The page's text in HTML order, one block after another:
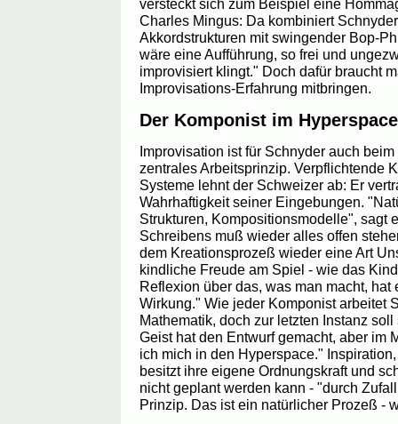
versteckt sich zum Beispiel eine
Charles Mingus: Da kombiniert
Akkordstrukturen mit swingender Bop-
wäre eine Aufführung, so frei und
improvisiert klingt." Doch dafür braucht
Improvisations-Erfahrung mitbringen.
Der Komponist im Hyperspace
Improvisation ist für Schnyder auch
zentrales Arbeitsprinzip. Verpflichtende
Systeme lehnt der Schweizer ab: Er
Wahrhaftigkeit seiner Eingebungen.
Strukturen, Kompositionsmodelle", sagt
Schreibens muß wieder alles offen
dem Kreationsprozeß wieder eine Art
kindliche Freude am Spiel - wie das
Reflexion über das, was man macht,
Wirkung." Wie jeder Komponist arbeitet
Mathematik, doch zur letzten Instanz
Geist hat den Entwurf gemacht, aber im
ich mich in den Hyperspace."
besitzt ihre eigene Ordnungskraft und
nicht geplant werden kann - "durch
Prinzip. Das ist ein natürlicher Prozeß -